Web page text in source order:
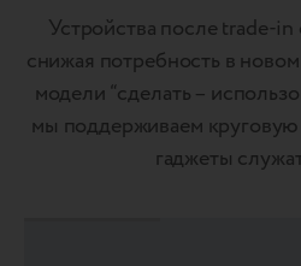
Устройства после trаde-
снижая потребность в
модели “сделать –
мы поддерживаем
гаджеты